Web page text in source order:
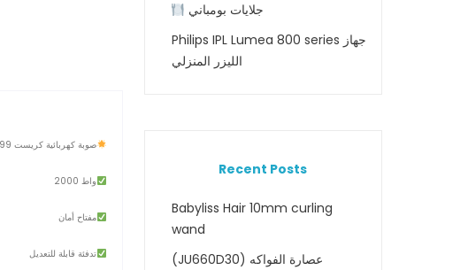
صوبة كهربائية كريست 5199
2000 واط
مفتاح أمان
تدفئة قابلة للتعديل
جلايات بومباني
Philips IPL Lumea 800 series جهاز
الليزر المنزلي
Recent Posts
Babyliss Hair 10mm curling
wand
(JU660D30) عصارة الفواكه